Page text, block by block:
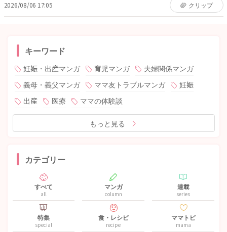
2026/08/06 17:05 クリップ
キーワード
妊娠・出産マンガ 育児マンガ
夫婦関係マンガ
義母・義父マンガ
ママ友トラブルマンガ
妊娠
出産
医療 ママの体験談
もっと見る
カテゴリー
すべて
all
マンガ
column
連載
series
特集
special
食・レシピ
recipe
ママトピ
mama